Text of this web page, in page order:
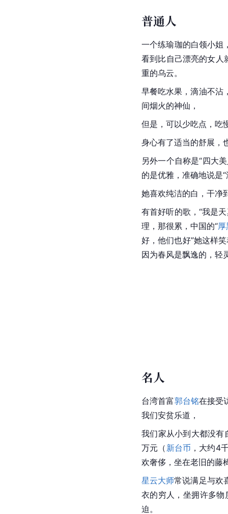
普通人
一个练瑜珈的白领小姐
看到比自己漂亮的女人
重的乌云。
早餐吃水果，滴油不沾
间烟火的神仙，
但是，可以少吃点，吃
身心有了适当的舒展，
另外一个自称是“四大
的是优雅，准确地说是
她喜欢纯洁的白，干净
有首好听的歌，“我是
理，那很累，中国的“
好，他们也好”她这样
因为春风是飘逸的，轻
名人
台湾首富郭台铭在接受
我们安贫乐道，
我们家从小到大都没有
万元（ 新台币 ，大约4
欢奢侈，坐在老旧的藤
星云大师常说满足与欢
衣的穷人，坐拥许多
迫。